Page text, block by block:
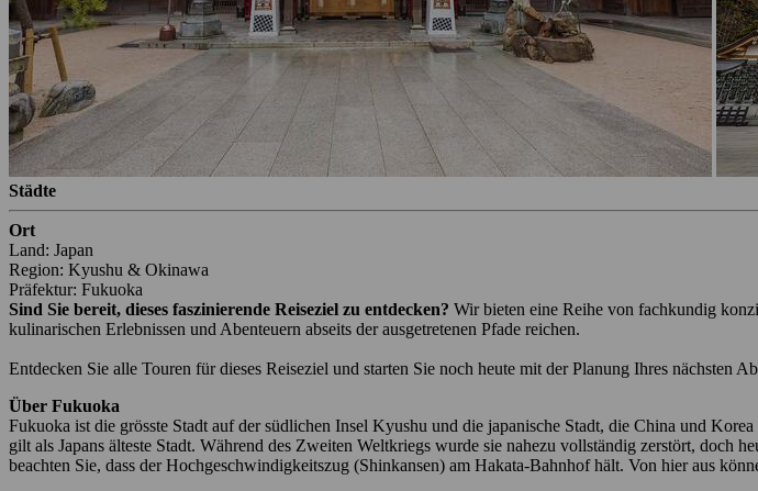
Städte
Ort
Land: Japan
Region: Kyushu & Okinawa
Präfektur: Fukuoka
Sind Sie bereit, dieses faszinierende Reiseziel zu entdecken? Wir bieten eine Reihe von fachkundig
kulinarischen Erlebnissen und Abenteuern abseits der ausgetretenen Pfade reichen.
Entdecken Sie alle Touren für dieses Reiseziel und starten Sie noch heute mit der Planung Ihres nächsten
Über Fukuoka
Fukuoka ist die grösste Stadt auf der südlichen Insel Kyushu und die japanische Stadt, die China und
gilt als Japans älteste Stadt. Während des Zweiten Weltkriegs wurde sie nahezu vollständig zerstört,
beachten Sie, dass der Hochgeschwindigkeitszug (Shinkansen) am Hakata-Bahnhof hält. Von hier aus